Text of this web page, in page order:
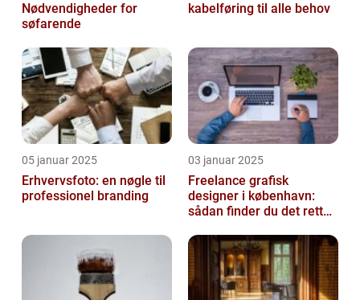
Nødvendigheder for
søfarende
kabelføring til alle behov
05 januar 2025
Erhvervsfoto: en nøgle til
professionel branding
03 januar 2025
Freelance grafisk
designer i københavn:
sådan finder du det rette